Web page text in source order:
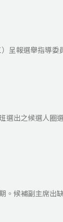
呈報選舉指導委
選出之候選人圈
。候補副主席出